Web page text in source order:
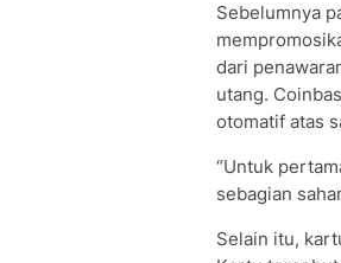
Sebelumnya
dari
utang.
otomatif atas
“Untuk
sebagian
Selain itu,